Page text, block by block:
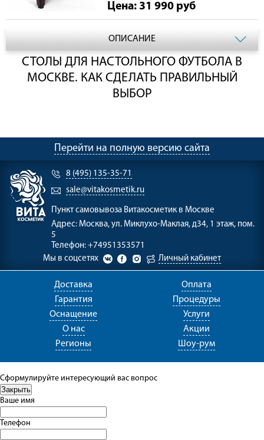
Цена: 31 990 руб
ОПИСАНИЕ
СТОЛЫ ДЛЯ НАСТОЛЬНОГО ФУТБОЛА В
МОСКВЕ. КАК СДЕЛАТЬ ПРАВИЛЬНЫЙ
ВЫБОР
Перейти на полную версию сайта
8 (495) 135-35-71
sale@vitakosmetik.ru
Пункт самовывоза Витакосметик в Москве
Адрес: Москва, ул. Миклухо-Маклая, д34, 1 этаж, пом.
5
Телефон: +74951353571
Мы в соцсетях
Личный кабинет
Доставка
Оплата
Гарантия
Процедуры
Оснащение
Услуги
О нас
Акции
Регионы
Шоу-рум
Сформулируйте интересующий вас вопрос
Ваше имя
Телефон